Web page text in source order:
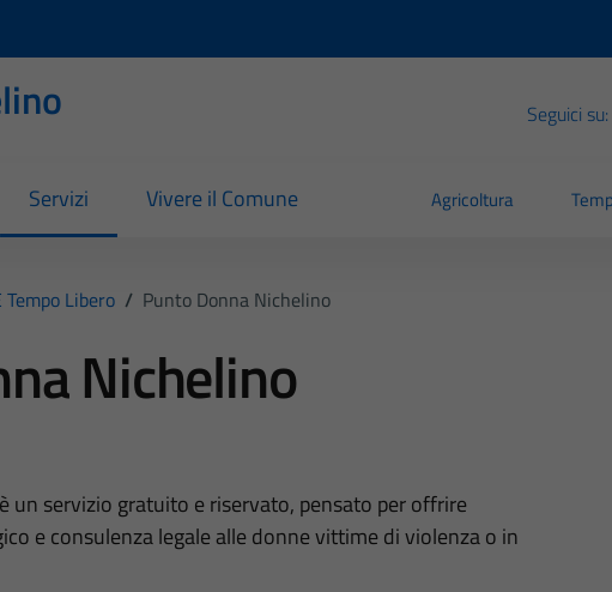
Seguici su:
Servizi Vivere il Comune Agricoltura
Libero / Punto Donna Nichelino
Nichelino
un servizio gratuito e riservato, pensato per offrire
e consulenza legale alle donne vittime di violenza o in